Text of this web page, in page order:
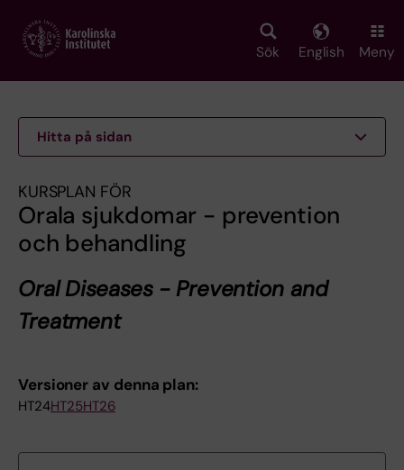
main
Sök English Meny
Hitta på sidan
KURSPLAN FÖR
Orala sjukdomar - prevention
och behandling
Oral Diseases - Prevention and
Treatment
Versioner av denna plan:
HT24HT25HT26